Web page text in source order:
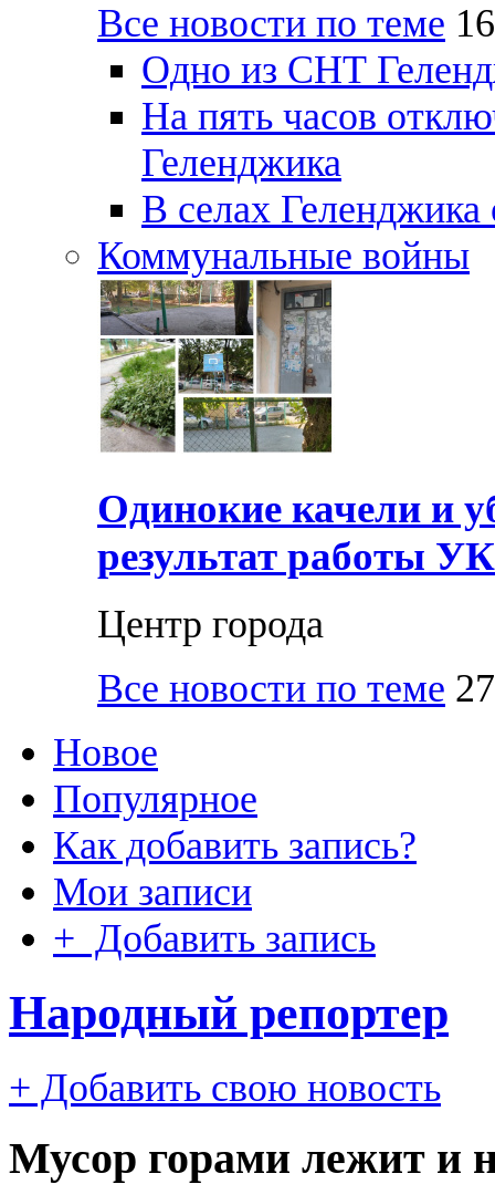
Все новости по теме
Одно из СНТ
На пять часов
Геленджика
В селах Геленджика
Коммунальные войны
Одинокие качели и
результат работы
Центр города
Все новости по теме
Новое
Популярное
Как добавить запись?
Мои записи
+ Добавить запись
Народный репортер
+ Добавить свою новость
Мусор горами лежит и